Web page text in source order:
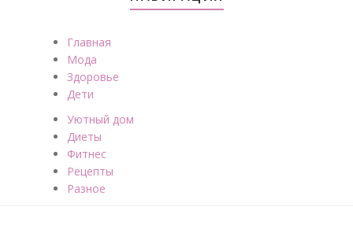
Главная
Мода
Здоровье
Дети
Уютный дом
Диеты
Фитнес
Рецепты
Разное